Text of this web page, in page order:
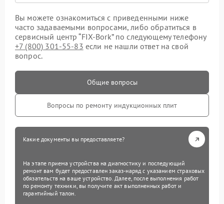
Вы можете ознакомиться с приведенными ниже
часто задаваемыми вопросами, либо обратиться в
сервисный центр “FIX-Bork” по следующему телефону
+7 (800) 301-55-83 если не нашли ответ на свой
вопрос.
Общие вопросы
Вопросы по ремонту индукционных плит
Какие документы вы предоставляете?
На этапе приема устройства на диагностику и последующий
ремонт вам будет предоставлен заказ-наряд с указанием страховых
обязательств на ваше устройство. Далее, после выполнения работ
по ремонту техники, вы получите акт выполненных работ и
гарантийный талон.